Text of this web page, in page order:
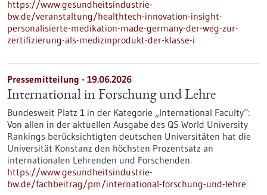
https://www.gesundheitsindustrie-
bw.de/veranstaltung/healthtech-innovation-insight-
personalisierte-medikation-made-germany-der-weg-zur-
zertifizierung-als-medizinprodukt-der-klasse-i
Pressemitteilung - 19.06.2026
International in Forschung und Lehre
Bundesweit Platz 1 in der Kategorie „International Faculty“:
Von allen in der aktuellen Ausgabe des QS World University
Rankings berücksichtigten deutschen Universitäten hat die
Universität Konstanz den höchsten Prozentsatz an
internationalen Lehrenden und Forschenden.
https://www.gesundheitsindustrie-
bw.de/fachbeitrag/pm/international-forschung-und-lehre